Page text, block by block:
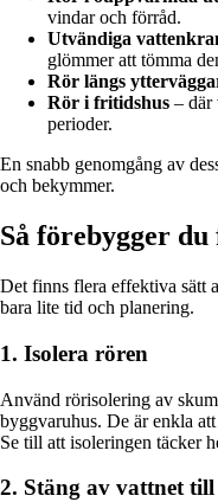
vindar och förråd.
Utvändiga
glömmer att tömma
Rör längs
Rör i fritidshus – där
perioder.
En snabb genomgång av
och bekymmer.
Så förebygger
Det finns flera effektiva sätt
bara lite tid och planering.
1. Isolera rören
Använd rörisolering av
byggvaruhus. De är enkla
Se till att isoleringen täcker
2. Stäng av vattnet